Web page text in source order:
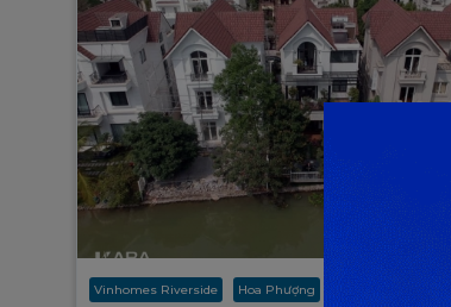
Vinhomes Riverside Hoa Phượng Chuyển Nhượng